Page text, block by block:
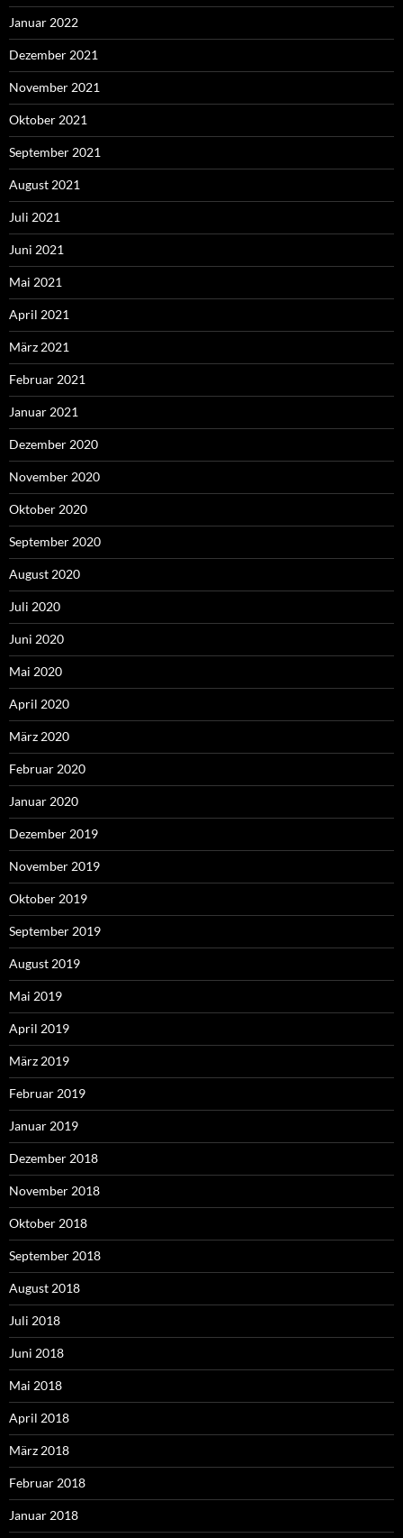
Januar 2022
Dezember 2021
November 2021
Oktober 2021
September 2021
August 2021
Juli 2021
Juni 2021
Mai 2021
April 2021
März 2021
Februar 2021
Januar 2021
Dezember 2020
November 2020
Oktober 2020
September 2020
August 2020
Juli 2020
Juni 2020
Mai 2020
April 2020
März 2020
Februar 2020
Januar 2020
Dezember 2019
November 2019
Oktober 2019
September 2019
August 2019
Mai 2019
April 2019
März 2019
Februar 2019
Januar 2019
Dezember 2018
November 2018
Oktober 2018
September 2018
August 2018
Juli 2018
Juni 2018
Mai 2018
April 2018
März 2018
Februar 2018
Januar 2018